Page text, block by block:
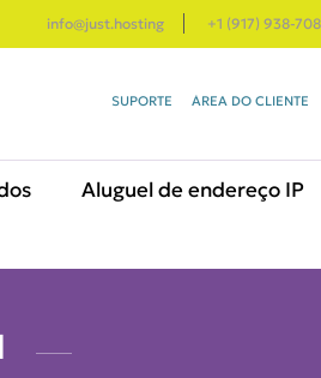
info@just.hosting +1 (917) 938-
SUPORTE ÁREA DO CLIENTE
Aluguel de endereço IP